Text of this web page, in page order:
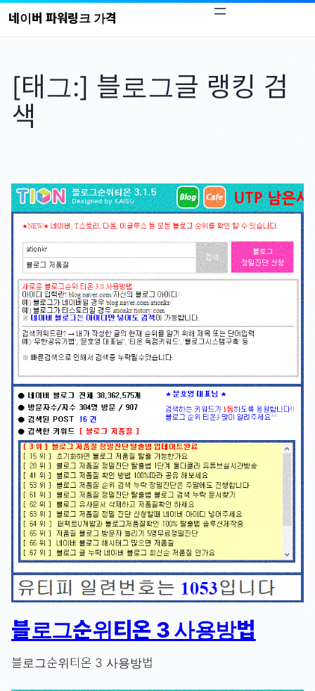
콘
네이버 파워링크 가격
[태그:] 블로그글 랭킹 검
색
블로그순위티온 3 사용방법
블로그순위티온 3 사용방법